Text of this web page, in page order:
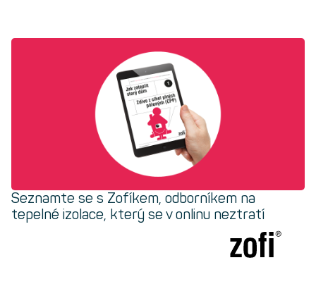
Seznamte se s Zofíkem, odborníkem na
tepelné izolace, který se v onlinu neztratí